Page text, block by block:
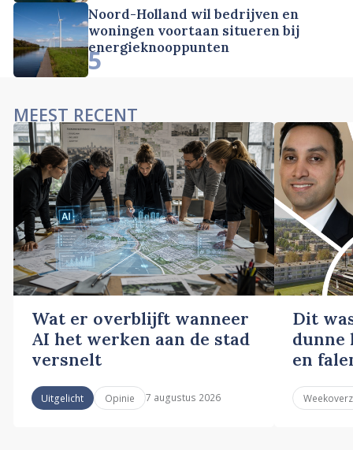
Noord-Holland wil bedrijven en
woningen voortaan situeren bij
energieknooppunten
5
MEEST RECENT
Wat er overblijft wanneer
AI het werken aan de stad
versnelt
Uitgelicht Opinie 7 augustus 2026
Dit
dunne
en